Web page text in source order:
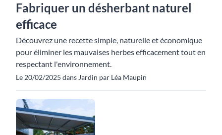
Fabriquer un désherbant naturel
efficace
Découvrez une recette simple, naturelle et économique
pour éliminer les mauvaises herbes efficacement tout en
respectant l'environnement.
Le 20/02/2025 dans Jardin par Léa Maupin